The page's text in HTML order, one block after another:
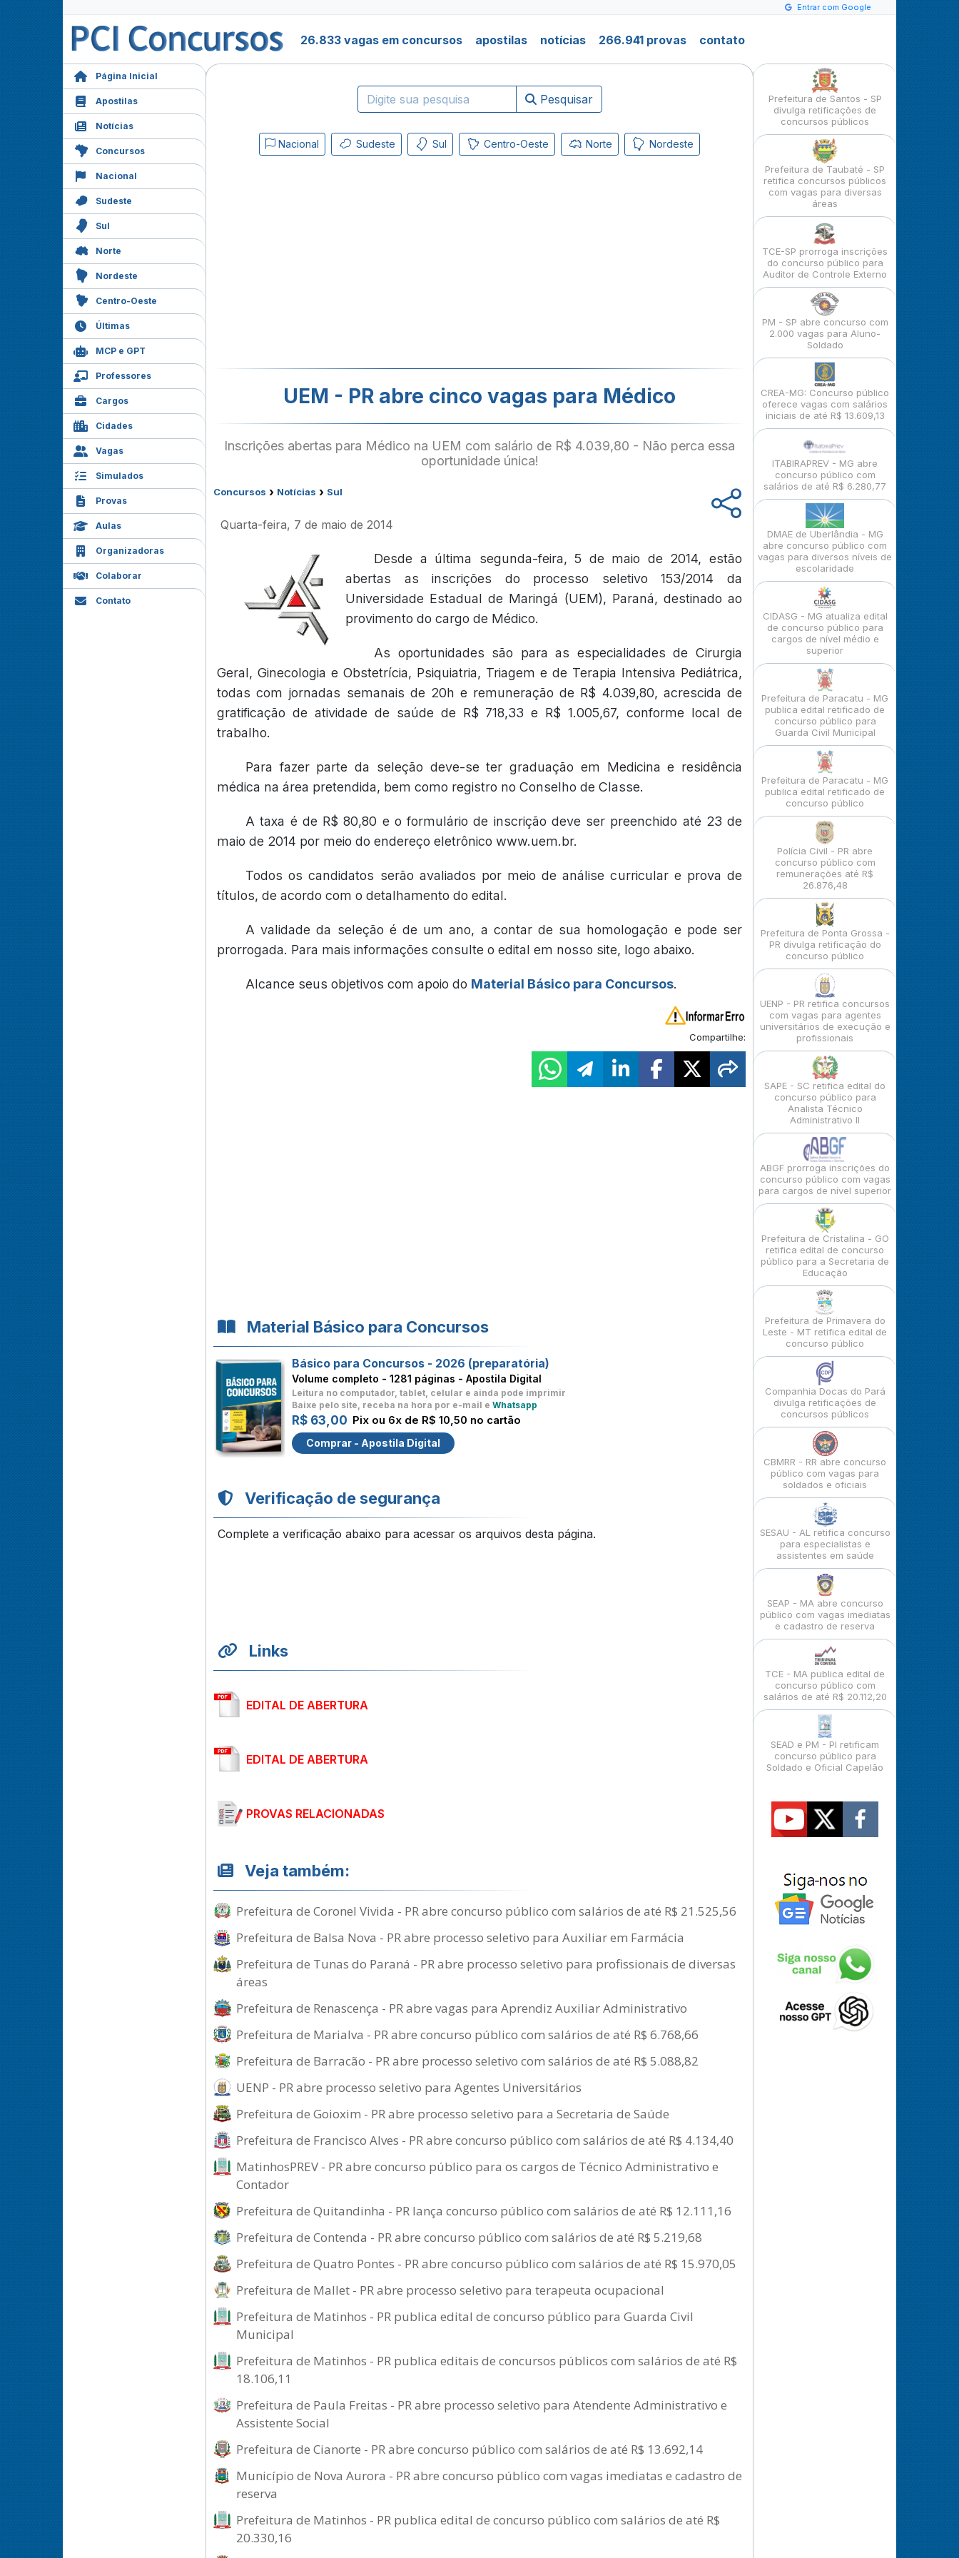
Entrar com Google
26.833 vagas em concursos apostilas notícias 266.941 provas contato
Página Inicial
Apostilas
Notícias
Concursos
Nacional
Sudeste
Sul
Norte
Nordeste
Centro-Oeste
Últimas
MCP e GPT
Professores
Cargos
Cidades
Vagas
Simulados
Provas
Aulas
Organizadoras
Colaborar
Contato
Pesquisar
Nacional Sudeste Sul Centro-Oeste Norte Nordeste
UEM - PR abre cinco vagas para Médico
Inscrições abertas para Médico na UEM com salário de R$ 4.039,80 - Não perca essa
oportunidade única!
Concursos › Notícias › Sul
Quarta-feira, 7 de maio de 2014
Desde a última segunda-feira, 5 de maio de 2014, estão
abertas as inscrições do processo seletivo 153/2014 da
Universidade Estadual de Maringá (UEM), Paraná, destinado ao
provimento do cargo de Médico.
As oportunidades são para as especialidades de Cirurgia
Geral, Ginecologia e Obstetrícia, Psiquiatria, Triagem e de Terapia Intensiva Pediátrica,
todas com jornadas semanais de 20h e remuneração de R$ 4.039,80, acrescida de
gratificação de atividade de saúde de R$ 718,33 e R$ 1.005,67, conforme local de
trabalho.
Para fazer parte da seleção deve-se ter graduação em Medicina e residência
médica na área pretendida, bem como registro no Conselho de Classe.
A taxa é de R$ 80,80 e o formulário de inscrição deve ser preenchido até 23 de
maio de 2014 por meio do endereço eletrônico www.uem.br.
Todos os candidatos serão avaliados por meio de análise curricular e prova de
títulos, de acordo com o detalhamento do edital.
A validade da seleção é de um ano, a contar de sua homologação e pode ser
prorrogada. Para mais informações consulte o edital em nosso site, logo abaixo.
Alcance seus objetivos com apoio do Material Básico para Concursos.
Compartilhe:
Material Básico para Concursos
Básico para Concursos - 2026 (preparatória)
Volume completo - 1281 páginas - Apostila Digital
Leitura no computador, tablet, celular e ainda pode imprimir
Baixe pelo site, receba na hora por e-mail e Whatsapp
R$ 63,00 Pix ou 6x de R$ 10,50 no cartão
Comprar - Apostila Digital
Verificação de segurança
Complete a verificação abaixo para acessar os arquivos desta página.
Links
EDITAL DE ABERTURA
EDITAL DE ABERTURA
PROVAS RELACIONADAS
Veja também:
Prefeitura de Coronel Vivida - PR abre concurso público com salários de até R$ 21.525,56
Prefeitura de Balsa Nova - PR abre processo seletivo para Auxiliar em Farmácia
Prefeitura de Tunas do Paraná - PR abre processo seletivo para profissionais de diversas
áreas
Prefeitura de Renascença - PR abre vagas para Aprendiz Auxiliar Administrativo
Prefeitura de Marialva - PR abre concurso público com salários de até R$ 6.768,66
Prefeitura de Barracão - PR abre processo seletivo com salários de até R$ 5.088,82
UENP - PR abre processo seletivo para Agentes Universitários
Prefeitura de Goioxim - PR abre processo seletivo para a Secretaria de Saúde
Prefeitura de Francisco Alves - PR abre concurso público com salários de até R$ 4.134,40
MatinhosPREV - PR abre concurso público para os cargos de Técnico Administrativo e
Contador
Prefeitura de Quitandinha - PR lança concurso público com salários de até R$ 12.111,16
Prefeitura de Contenda - PR abre concurso público com salários de até R$ 5.219,68
Prefeitura de Quatro Pontes - PR abre concurso público com salários de até R$ 15.970,05
Prefeitura de Mallet - PR abre processo seletivo para terapeuta ocupacional
Prefeitura de Matinhos - PR publica edital de concurso público para Guarda Civil
Municipal
Prefeitura de Matinhos - PR publica editais de concursos públicos com salários de até R$
18.106,11
Prefeitura de Paula Freitas - PR abre processo seletivo para Atendente Administrativo e
Assistente Social
Prefeitura de Cianorte - PR abre concurso público com salários de até R$ 13.692,14
Município de Nova Aurora - PR abre concurso público com vagas imediatas e cadastro de
reserva
Prefeitura de Matinhos - PR publica edital de concurso público com salários de até R$
20.330,16
Prefeitura de Santos - SP
divulga retificações de
concursos públicos
Prefeitura de Taubaté - SP
retifica concursos públicos
com vagas para diversas
áreas
TCE-SP prorroga inscrições
do concurso público para
Auditor de Controle Externo
PM - SP abre concurso com
2.000 vagas para Aluno-
Soldado
CREA-MG: Concurso público
oferece vagas com salários
iniciais de até R$ 13.609,13
ITABIRAPREV - MG abre
concurso público com
salários de até R$ 6.280,77
DMAE de Uberlândia - MG
abre concurso público com
vagas para diversos níveis de
escolaridade
CIDASG - MG atualiza edital
de concurso público para
cargos de nível médio e
superior
Prefeitura de Paracatu - MG
publica edital retificado de
concurso público para
Guarda Civil Municipal
Prefeitura de Paracatu - MG
publica edital retificado de
concurso público
Polícia Civil - PR abre
concurso público com
remunerações até R$
26.876,48
Prefeitura de Ponta Grossa -
PR divulga retificação do
concurso público
UENP - PR retifica concursos
com vagas para agentes
universitários de execução e
profissionais
SAPE - SC retifica edital do
concurso público para
Analista Técnico
Administrativo II
ABGF prorroga inscrições do
concurso público com vagas
para cargos de nível superior
Prefeitura de Cristalina - GO
retifica edital de concurso
público para a Secretaria de
Educação
Prefeitura de Primavera do
Leste - MT retifica edital de
concurso público
Companhia Docas do Pará
divulga retificações de
concursos públicos
CBMRR - RR abre concurso
público com vagas para
soldados e oficiais
SESAU - AL retifica concurso
para especialistas e
assistentes em saúde
SEAP - MA abre concurso
público com vagas imediatas
e cadastro de reserva
TCE - MA publica edital de
concurso público com
salários de até R$ 20.112,20
SEAD e PM - PI retificam
concurso público para
Soldado e Oficial Capelão